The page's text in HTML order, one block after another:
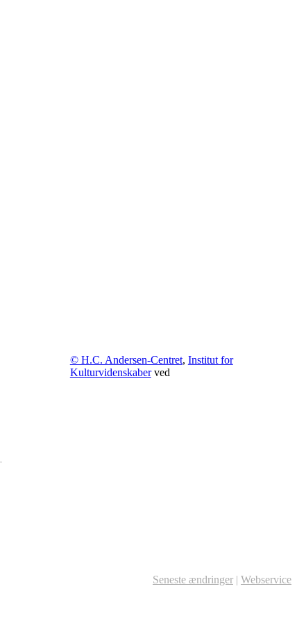
© H.C. Andersen-Centret, Institut for
Kulturvidenskaberved
Seneste ændringer | Webservice